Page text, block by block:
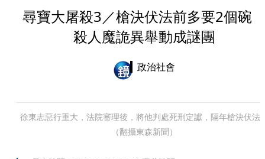
尋寶大屠殺3／槍決伏法前多要2個
殺人魔詭異舉動成謎團
政治社會
徐東志惡行重大，法院審理後，將他判處死刑定讞，隔年槍決伏法
（翻攝東森新聞）